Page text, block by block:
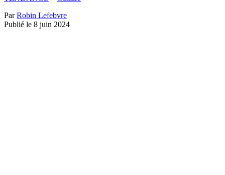
ParRobin Lefebvre
Publié le 8 juin 2024